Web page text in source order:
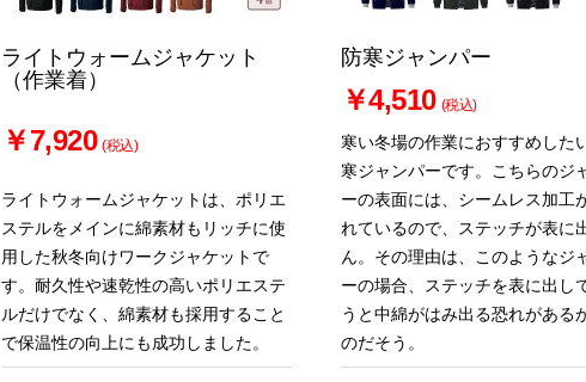
ライトウォームジャケット
（作業着）
￥7,920 (税込)
ライトウォームジャケットは、ポリエ
ステルをメインに綿素材もリッチに使
用した秋冬向けワークジャケットで
す。耐久性や速乾性の高いポリエステ
ルだけでなく、綿素材も採用すること
で保温性の向上にも成功しました。
防寒ジャンパー
￥4,510 (税込)
寒い冬場の作業におすすめした
寒ジャンパーです。こちらのジ
ーの表面には、シームレス加工
れているので、ステッチが表に
ん。その理由は、このようなジ
ーの場合、ステッチを表に出し
うと中綿がはみ出る恐れがある
のだそう。